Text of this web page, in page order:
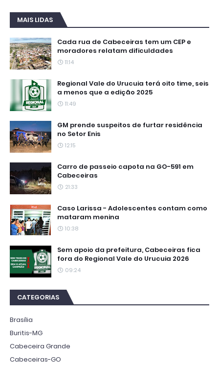
MAIS LIDAS
Cada rua de Cabeceiras tem um CEP e
moradores relatam dificuldades
11:14
Regional Vale do Urucuia terá oito time, seis
a menos que a edição 2025
11:49
GM prende suspeitos de furtar residência
no Setor Enis
12:15
Carro de passeio capota na GO-591 em
Cabeceiras
21:33
Caso Larissa - Adolescentes contam como
mataram menina
10:38
Sem apoio da prefeitura, Cabeceiras fica
fora do Regional Vale do Urucuia 2026
09:24
CATEGORIAS
Brasília
Buritis-MG
Cabeceira Grande
Cabeceiras-GO